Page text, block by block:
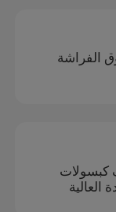
الفراشة
كبسولات
العالية